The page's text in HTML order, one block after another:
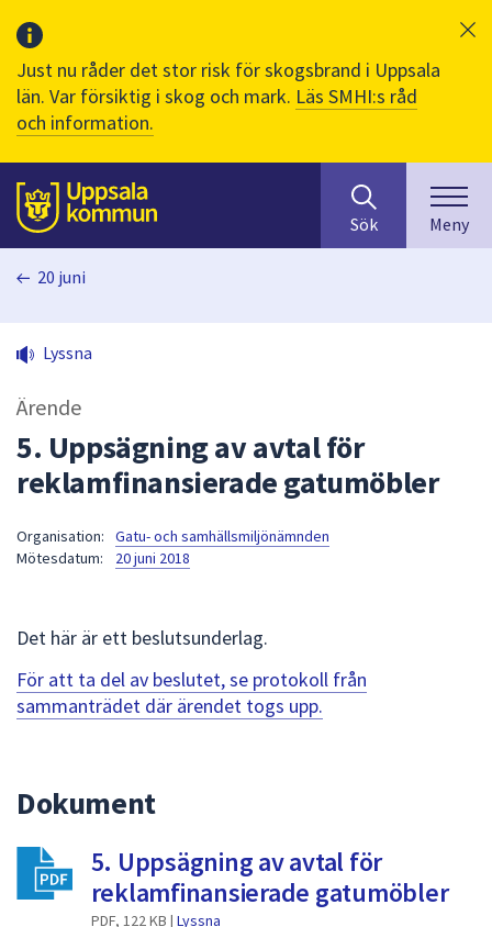
Just nu råder det stor risk för skogsbrand i Uppsala
län. Var försiktig i skog och mark. Läs SMHI:s råd
och information.
Till sidans
huvudinnehåll
efter
innehåll
på
sökfältet
kommer
sökförslag
presenteras
för
att
navigera
för
att
välja
Sök Meny
20 juni
Lyssna
Ärende
5. Uppsägning av avtal för
reklamfinansierade gatumöbler
Organisation:
Gatu- och samhällsmiljönämnden
Mötesdatum:
20 juni 2018
Det här är ett beslutsunderlag.
För att ta del av beslutet, se protokoll från
sammanträdet där ärendet togs upp.
Dokument
5. Uppsägning av avtal för
reklamfinansierade gatumöbler
PDF, 122 KB | Lyssna